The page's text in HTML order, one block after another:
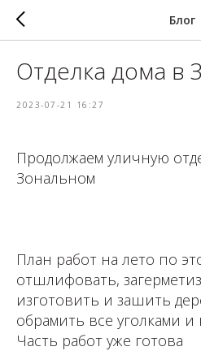
Блог
Отделка дома в
2023-07-21 16:27
Продолжаем уличную
Зональном
План работ на лето по
отшлифовать,
изготовить и зашить
обрамить все уголками
Часть работ уже готова